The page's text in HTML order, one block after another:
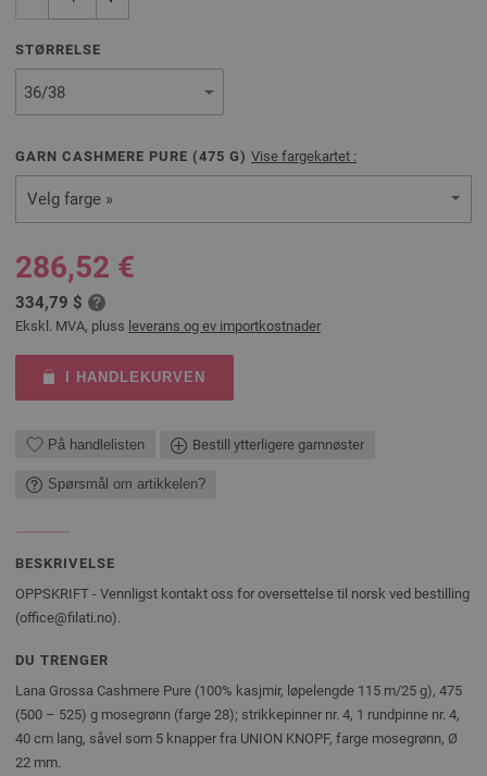
STØRRELSE
GARN CASHMERE PURE (475 G) Vise fargekartet :
Velg farge »
286,52 €
334,79 $
Ekskl. MVA, pluss leverans og ev importkostnader
I HANDLEKURVEN
På handlelisten Bestill ytterligere garnnøster
Spørsmål om artikkelen?
BESKRIVELSE
OPPSKRIFT - Vennligst kontakt oss for oversettelse til norsk ved bestilling
(office@filati.no).
DU TRENGER
Lana Grossa Cashmere Pure (100% kasjmir, løpelengde 115 m/25 g), 475
(500 – 525) g mosegrønn (farge 28); strikkepinner nr. 4, 1 rundpinne nr. 4,
40 cm lang, såvel som 5 knapper fra UNION KNOPF, farge mosegrønn, Ø
22 mm.